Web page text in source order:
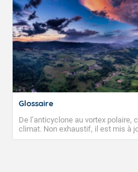
Glossaire
De l’anticyclone au vortex
climat. Non exhaustif, il est mis à
publications. Vous y trouverez